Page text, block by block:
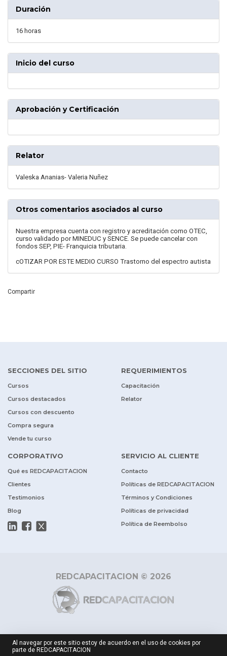
Duración
16 horas
Inicio del curso
Aprobación y Certificación
Relator
Valeska Ananias- Valeria Nuñez
Otros comentarios asociados al curso
Nuestra empresa cuenta con registro y acreditación como OTEC,
curso validado por MINEDUC y SENCE. Se puede cancelar con
fondos SEP, PIE- Franquicia tributaria.
cOTIZAR POR ESTE MEDIO CURSO Trastorno del espectro autista
Compartir
SECCIONES DEL SITIO
Cursos
Cursos destacados
Cursos con descuento
Compra segura
Vende tu curso
REQUERIMIENTOS
Capacitación
Relator
CORPORATIVO
Qué es REDCAPACITACION
Clientes
Testimonios
Blog
SERVICIO AL CLIENTE
Contacto
Políticas de REDCAPACITACION
Términos y Condiciones
Políticas de privacidad
Política de Reembolso
REDCAPACITACION © 2026
Al navegar por este sitio estoy de acuerdo en el uso de cookies por
parte de REDCAPACITACION